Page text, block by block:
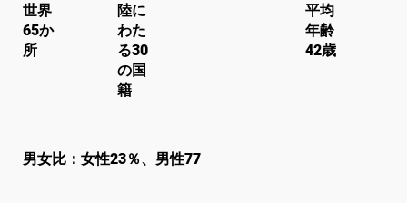
世界
65か
所
陸に
わた
る30
の国
籍
平均
年齢
42歳
wc
男女比：女性23％、男性77